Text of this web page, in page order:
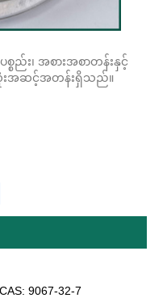
စည်း၊ အစားအစာတန်းနှင့်
လုံးအဆင့်အတန်းရှိသည်။
9067-32-7